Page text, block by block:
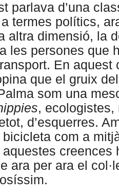
parlava d’una
termes polítics,
altra dimensió, la
les persones que
En aquest
que el gruix
som una
, ecologistes,
d’esquerres.
com a
creences
ara per ara el